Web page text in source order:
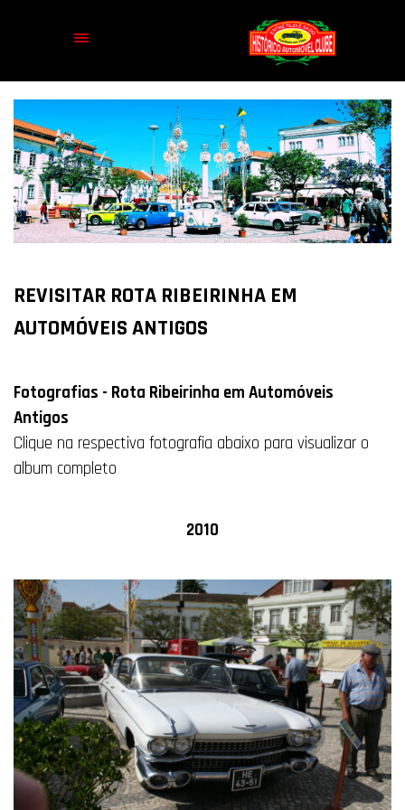
REVISITAR ROTA RIBEIRINHA EM
AUTOMÓVEIS ANTIGOS
Fotografias - Rota Ribeirinha em Automóveis
Antigos
Clique na respectiva fotografia abaixo para visualizar o
album completo
2010